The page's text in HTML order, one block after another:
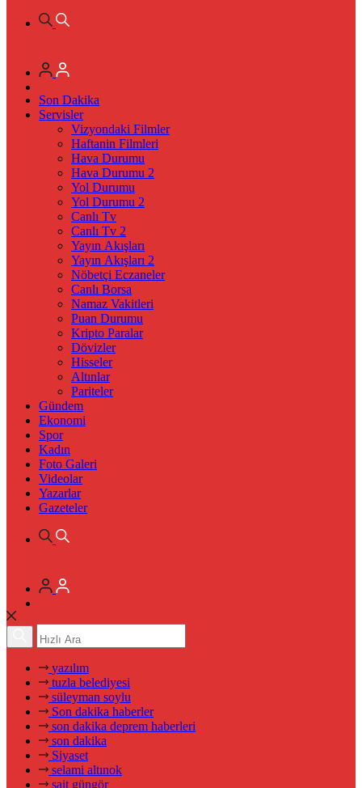
Son Dakika
Servisler
Vizyondaki Filmler
Haftanin Filmleri
Hava Durumu
Hava Durumu 2
Yol Durumu
Yol Durumu 2
Canlı Tv
Canlı Tv 2
Yayın Akışları
Yayın Akışları 2
Nöbetçi Eczaneler
Canlı Borsa
Namaz Vakitleri
Puan Durumu
Kripto Paralar
Dövizler
Hisseler
Altınlar
Pariteler
Gündem
Ekonomi
Spor
Kadın
Foto Galeri
Videolar
Yazarlar
Gazeteler
yazılım
tuzla belediyesi
süleyman soylu
Son dakika haberler
son dakika deprem haberleri
son dakika
Siyaset
selami altınok
sait güngör